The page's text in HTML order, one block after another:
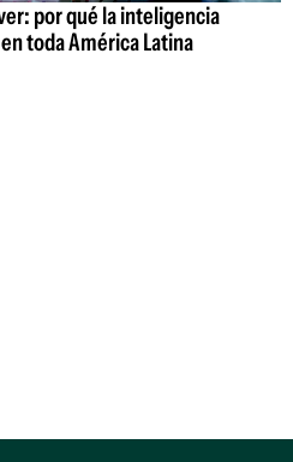
por qué la inteligencia
toda América Latina